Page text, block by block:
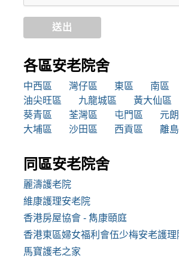
送出
各區安老院舍
中西區 灣仔區 東區 南區
油尖旺區
九龍城區 黃大仙區
葵青區
荃灣區 屯門區 元
大埔區
沙田區 西貢區 離
同區安老院舍
麗濤護老院
維康護理安老院
香港房屋協會 - 雋康頤庭
香港東區婦女福利會伍少梅安老護理
馬寶護老之家